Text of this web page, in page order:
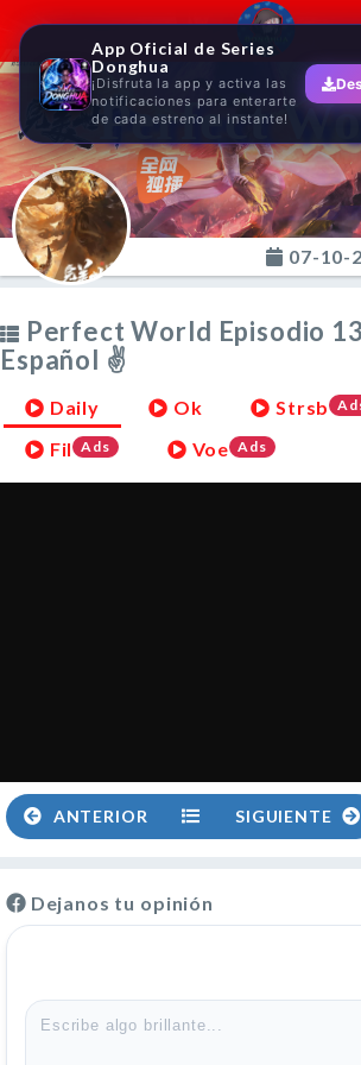
Perfect
07-10-
Perfect World Episodio
Español ✌
Daily Ok Strsb
Fil Ads Voe Ads
ANTERIOR SIGUIENTE
Dejanos tu opinión
App Oficial de Series
Donghua
¡Disfruta la app y activa las
notificaciones para enterarte
de cada estreno al instante!